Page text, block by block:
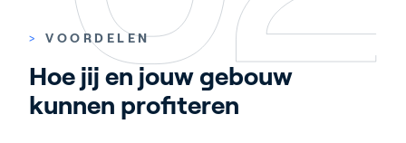
> VOORDELEN
Hoe jij en jouw gebouw
kunnen profiteren